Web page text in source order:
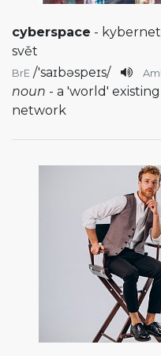
cyberspace -
svět
BrE /'saɪbəspeɪs/
noun - a 'world'
network